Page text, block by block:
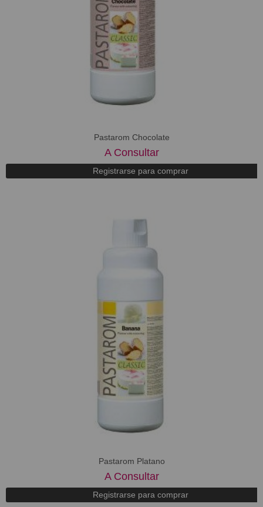
Pastarom Chocolate
A Consultar
Registrarse para comprar
Pastarom Platano
A Consultar
Registrarse para comprar